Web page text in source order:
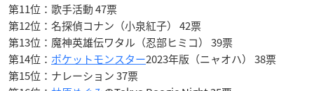
第11位：歌手活動 47票
第12位：名探偵コナン（小泉紅子） 42票
第13位：魔神英雄伝ワタル（忍部ヒミコ） 39票
第14位： ポケットモンスター2023年版（ニャオハ） 38票
第15位：ナレーション 37票